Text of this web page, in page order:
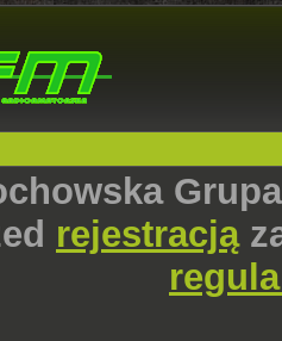
rejestracją